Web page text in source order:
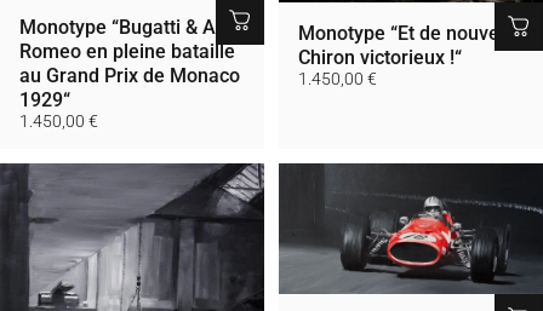
Monotype “Bugatti & Alfa
Romeo en pleine bataille
au Grand Prix de Monaco
1929“
1.450,00 €
Monotype “Et de nouveau
Chiron victorieux !“
1.450,00 €